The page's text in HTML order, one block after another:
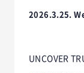
2026.3.25.
UNCOVER